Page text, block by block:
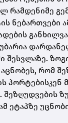
რამდენიმე
ნებართვები
შესვლაზე.
რომ
პორტებისკენ
შეზღუდვების
ეტაპზე